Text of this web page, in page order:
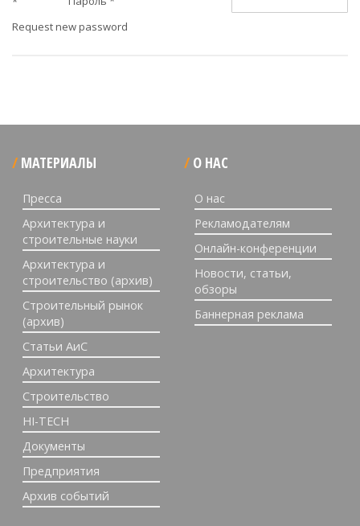
Request new password
МАТЕРИАЛЫ
Пресса
Архитектура и
строительные науки
Архитектура и
строительство (архив)
Строительный рынок
(архив)
Статьи АиС
Архитектура
Строительство
HI-TECH
Документы
Предприятия
Архив событий
О НАС
О нас
Рекламодателям
Онлайн-конференции
Новости, статьи,
обзоры
Баннерная реклама